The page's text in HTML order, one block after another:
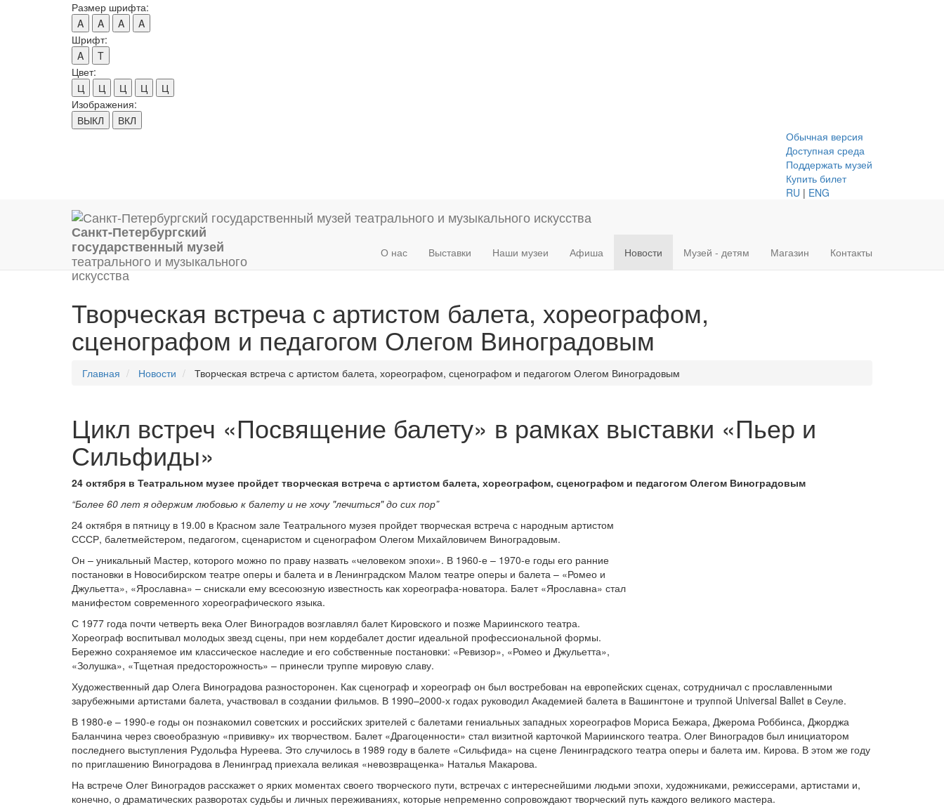
Размер шрифта:
A
A A
A
Шрифт:
A
T
Цвет:
Ц
Ц Ц Ц
Ц
Изображения:
ВЫКЛ
ВКЛ
Обычная версия
Доступная среда
Поддержать музей
Купить билет
RU | ENG
Санкт-Петербургский
государственный музей
театрального и музыкального
искусства
О нас Выставки Наши музеи Афиша Новости Музей - детям Магазин Контакты
Творческая встреча с артистом балета, хореографом,
сценографом и педагогом Олегом Виноградовым
Главная Новости Творческая встреча с артистом балета, хореографом, сценографом и педагогом Олегом Виноградовым
Цикл встреч «Посвящение балету» в рамках выставки «Пьер и
Сильфиды»
24 октября в Театральном музее пройдет творческая встреча с артистом балета, хореографом, сценографом и педагогом Олегом Виноградовым
“Более 60 лет я одержим любовью к балету и не хочу "лечиться" до сих пор”
24 октября в пятницу в 19.00 в Красном зале Театрального музея пройдет творческая встреча с народным артистом
СССР, балетмейстером, педагогом, сценаристом и сценографом Олегом Михайловичем Виноградовым.
Он – уникальный Мастер, которого можно по праву назвать «человеком эпохи». В 1960-е – 1970-е годы его ранние
постановки в Новосибирском театре оперы и балета и в Ленинградском Малом театре оперы и балета – «Ромео и
Джульетта», «Ярославна» – снискали ему всесоюзную известность как хореографа-новатора. Балет «Ярославна» стал
манифестом современного хореографического языка.
С 1977 года почти четверть века Олег Виноградов возглавлял балет Кировского и позже Мариинского театра.
Хореограф воспитывал молодых звезд сцены, при нем кордебалет достиг идеальной профессиональной формы.
Бережно сохраняемое им классическое наследие и его собственные постановки: «Ревизор», «Ромео и Джульетта»,
«Золушка», «Тщетная предосторожность» – принесли труппе мировую славу.
Художественный дар Олега Виноградова разносторонен. Как сценограф и хореограф он был востребован на европейских сценах, сотрудничал с прославленными
зарубежными артистами балета, участвовал в создании фильмов. В 1990–2000-х годах руководил Академией балета в Вашингтоне и труппой Universal Ballet в Сеуле.
В 1980-е – 1990-е годы он познакомил советских и российских зрителей с балетами гениальных западных хореографов Мориса Бежара, Джерома Роббинса, Джорджа
Баланчина через своеобразную «прививку» их творчеством. Балет «Драгоценности» стал визитной карточкой Мариинского театра. Олег Виноградов был инициатором
последнего выступления Рудольфа Нуреева. Это случилось в 1989 году в балете «Сильфида» на сцене Ленинградского театра оперы и балета им. Кирова. В этом же году
по приглашению Виноградова в Ленинград приехала великая «невозвращенка» Наталья Макарова.
На встрече Олег Виноградов расскажет о ярких моментах своего творческого пути, встречах с интереснейшими людьми эпохи, художниками, режиссерами, артистами и,
конечно, о драматических разворотах судьбы и личных переживаниях, которые непременно сопровождают творческий путь каждого великого мастера.